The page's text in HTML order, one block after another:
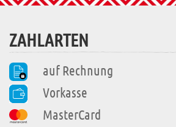
ZAHLARTEN
auf Rechnung
Vorkasse
MasterCard